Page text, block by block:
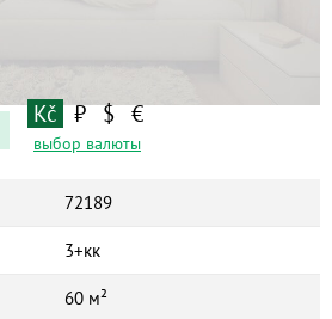
Kč ₽ $ €
выбор валюты
72189
3+кк
60 м²